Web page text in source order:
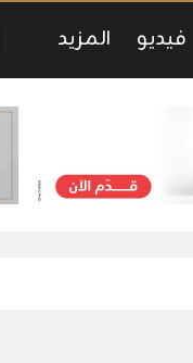
فيديو المزيد